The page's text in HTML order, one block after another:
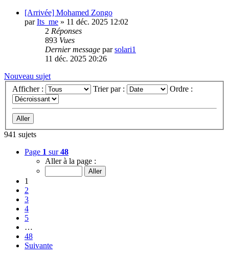
[Arrivée] Mohamed Zongo
parIts_me » 11 déc. 2025 12:02
2 Réponses
893 Vues
Dernier message parsolari1
11 déc. 2025 20:26
Nouveau sujet
Afficher :
Trier par : Ordre :
941 sujets
Page 1 sur48
Aller à la page :
1
2
3
4
5
…
48
Suivante